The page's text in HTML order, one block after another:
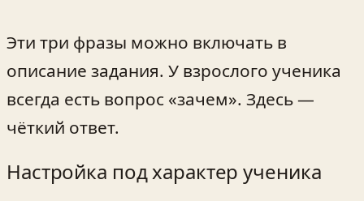
Эти три фразы можно включать в
описание задания. У взрослого ученика
всегда есть вопрос «зачем». Здесь —
чёткий ответ.
Настройка под характер ученика